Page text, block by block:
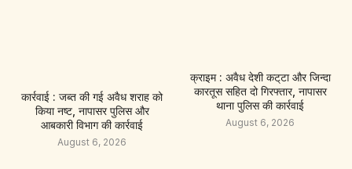
कार्रवाई : जब्त की गई अवैध शराह को
किया नष्ट, नापासर पुलिस और
आबकारी विभाग की कार्रवाई
August 6, 2026
क्राइम : अवैध देशी कट्‌टा और जिन्दा
कारतूस सहित दो गिरफ्तार, नापासर
थाना पुलिस की कार्रवाई
August 6, 2026